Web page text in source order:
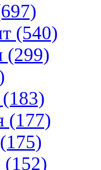
(540)
(299)
(183)
(177)